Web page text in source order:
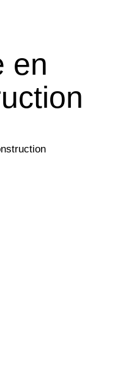
en